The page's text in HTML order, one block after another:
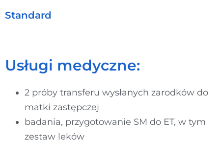
Standard
Usługi medyczne:
2 próby transferu wysłanych zarodków do
matki zastępczej
badania, przygotowanie SM do ET, w tym
zestaw leków